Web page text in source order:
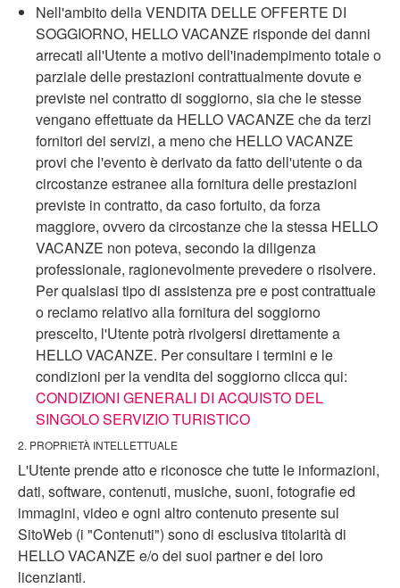
Nell'ambito della VENDITA DELLE OFFERTE DI
SOGGIORNO, HELLO VACANZE risponde dei danni
arrecati all'Utente a motivo dell'inadempimento totale o
parziale delle prestazioni contrattualmente dovute e
previste nel contratto di soggiorno, sia che le stesse
vengano effettuate da HELLO VACANZE che da terzi
fornitori dei servizi, a meno che HELLO VACANZE
provi che l'evento è derivato da fatto dell'utente o da
circostanze estranee alla fornitura delle prestazioni
previste in contratto, da caso fortuito, da forza
maggiore, ovvero da circostanze che la stessa HELLO
VACANZE non poteva, secondo la diligenza
professionale, ragionevolmente prevedere o risolvere.
Per qualsiasi tipo di assistenza pre e post contrattuale
o reclamo relativo alla fornitura del soggiorno
prescelto, l'Utente potrà rivolgersi direttamente a
HELLO VACANZE. Per consultare i termini e le
condizioni per la vendita del soggiorno clicca qui:
CONDIZIONI GENERALI DI ACQUISTO DEL
SINGOLO SERVIZIO TURISTICO
2. PROPRIETÀ INTELLETTUALE
L'Utente prende atto e riconosce che tutte le informazioni,
dati, software, contenuti, musiche, suoni, fotografie ed
immagini, video e ogni altro contenuto presente sul
SitoWeb (i "Contenuti") sono di esclusiva titolarità di
HELLO VACANZE e/o dei suoi partner e dei loro
licenzianti.